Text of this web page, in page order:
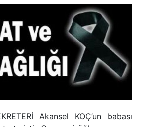
Akansel KOÇ’un babası